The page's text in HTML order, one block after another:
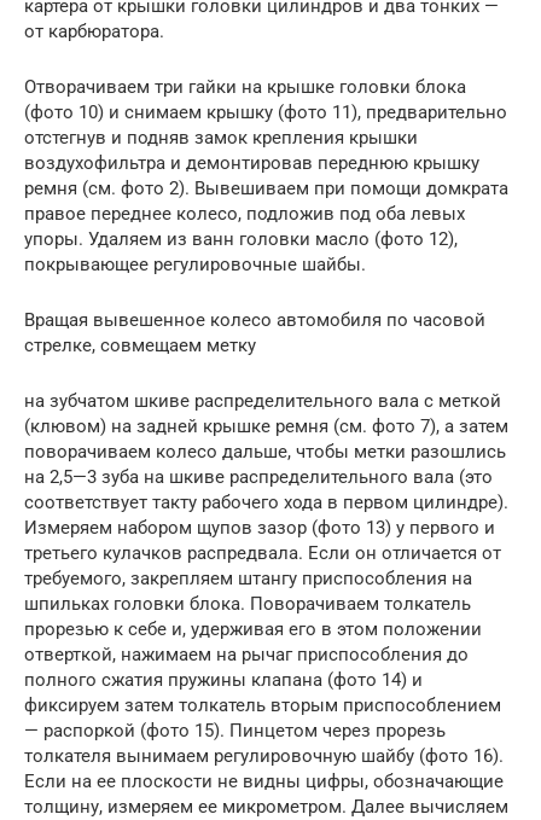
картера от крышки головки цилиндров и два тонких —
от карбюратора.
Отворачиваем три гайки на крышке головки блока
(фото 10) и снимаем крышку (фото 11), предварительно
отстегнув и подняв замок крепления крышки
воздухофильтра и демонтировав переднюю крышку
ремня (см. фото 2). Вывешиваем при помощи домкрата
правое переднее колесо, подложив под оба левых
упоры. Удаляем из ванн головки масло (фото 12),
покрывающее регулировочные шайбы.
Вращая вывешенное колесо автомобиля по часовой
стрелке, совмещаем метку
на зубчатом шкиве распределительного вала с меткой
(клювом) на задней крышке ремня (см. фото 7), а затем
поворачиваем колесо дальше, чтобы метки разошлись
на 2,5—3 зуба на шкиве распределительного вала (это
соответствует такту рабочего хода в первом цилиндре).
Измеряем набором щупов зазор (фото 13) у первого и
третьего кулачков распредвала. Если он отличается от
требуемого, закрепляем штангу приспособления на
шпильках головки блока. Поворачиваем толкатель
прорезью к себе и, удерживая его в этом положении
отверткой, нажимаем на рычаг приспособления до
полного сжатия пружины клапана (фото 14) и
фиксируем затем толкатель вторым приспособлением
— распоркой (фото 15). Пинцетом через прорезь
толкателя вынимаем регулировочную шайбу (фото 16).
Если на ее плоскости не видны цифры, обозначающие
толщину, измеряем ее микрометром. Далее вычисляем